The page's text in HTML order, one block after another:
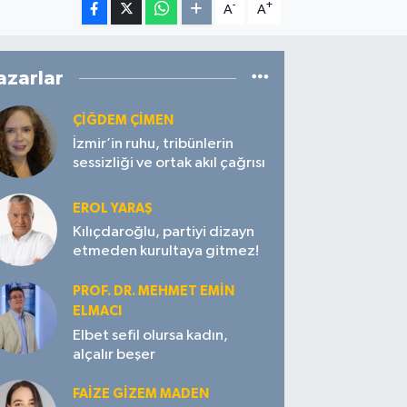
A- A+
ÇIĞDEM ÇIMEN
İzmir’in ruhu, tribünlerin
sessizliği ve ortak akıl çağrısı
EROL YARAŞ
Kılıçdaroğlu, partiyi dizayn
etmeden kurultaya gitmez!
PROF. DR. MEHMET EMIN
ELMACI
Elbet sefil olursa kadın,
alçalır beşer
FAIZE GIZEM MADEN